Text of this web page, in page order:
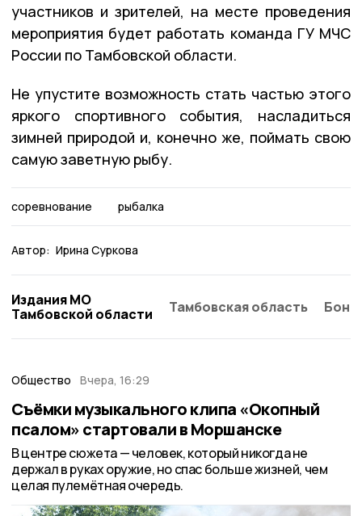
участников и зрителей, на месте проведения
мероприятия будет работать команда ГУ МЧС
России по Тамбовской области.
Не упустите возможность стать частью этого
яркого спортивного события, насладиться
зимней природой и, конечно же, поймать свою
самую заветную рыбу.
соревнование рыбалка
Автор: Ирина Суркова
Издания МО
Тамбовской области
Тамбовская область
Общество Вчера, 16:29
Съёмки музыкального клипа «Окопный
псалом» стартовали в Моршанске
В центре сюжета — человек, который никогда не
держал в руках оружие, но спас больше жизней, чем
целая пулемётная очередь.